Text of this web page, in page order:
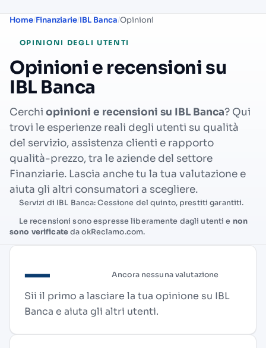
Home Finanziarie IBL Banca Opinioni
OPINIONI DEGLI UTENTI
Opinioni e recensioni su
IBL Banca
Cerchi opinioni e recensioni su IBL Banca? Qui
trovi le esperienze reali degli utenti su qualità
del servizio, assistenza clienti e rapporto
qualità-prezzo, tra le aziende del settore
Finanziarie. Lascia anche tu la tua valutazione e
aiuta gli altri consumatori a scegliere.
Servizi di IBL Banca: Cessione del quinto, prestiti garantiti.
Le recensioni sono espresse liberamente dagli utenti e non
sono verificateda okReclamo.com.
— Ancora nessuna valutazione
Sii il primo a lasciare la tua opinione su IBL
Banca e aiuta gli altri utenti.